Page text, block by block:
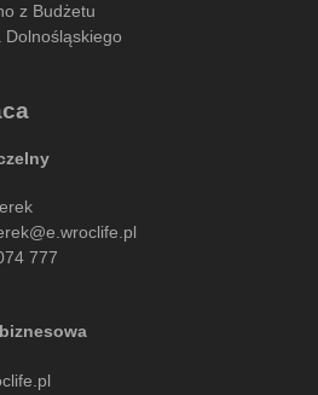
z Budżetu
Dolnośląskiego
777